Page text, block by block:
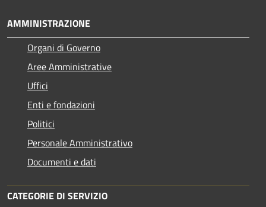
AMMINISTRAZIONE
Organi di Governo
Aree Amministrative
Uffici
Enti e fondazioni
Politici
Personale Amministrativo
Documenti e dati
CATEGORIE DI SERVIZIO